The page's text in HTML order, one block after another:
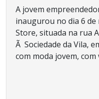
A jovem
inaugurou no dia 6 de
Store, situada na rua
Ã Sociedade da Vila,
com moda jovem,